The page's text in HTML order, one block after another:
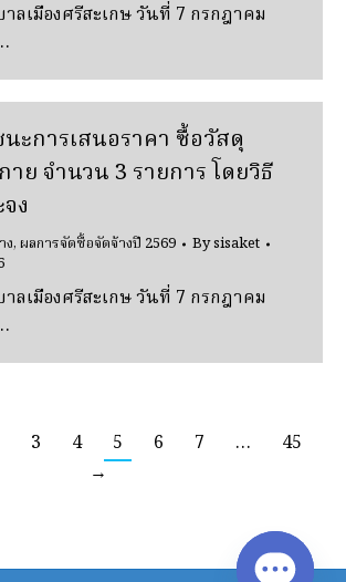
ลเมืองศรีสะเกษ วันที่ 7 กรกฎาคม
ะการเสนอราคา ซื้อวัสดุ
าย จํานวน 3 รายการ โดยวิธี
ง
ง,ผลการจัดซื้อจัดจ้างปี 2569 Bysisaket
ลเมืองศรีสะเกษ วันที่ 7 กรกฎาคม
3 4 5 6 7 …
45
→